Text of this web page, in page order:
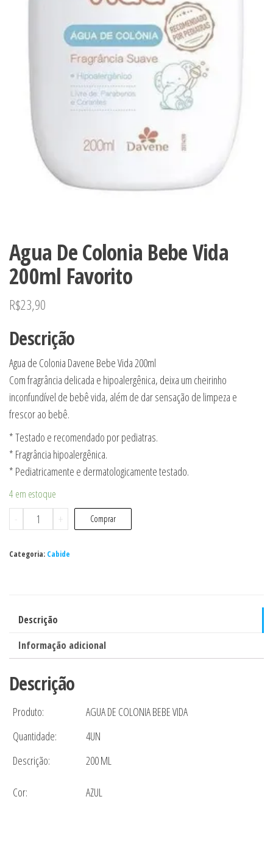
Agua De Colonia Bebe Vida
200ml Favorito
R$23,90
Descrição
Agua de Colonia Davene Bebe Vida 200ml
Com fragrância delicada e hipoalergênica, deixa um cheirinho
inconfundível de bebê vida, além de dar sensação de limpeza e
frescor ao bebê.
* Testado e recomendado por pediatras.
* Fragrância hipoalergênica.
* Pediatricamente e dermatologicamente testado.
4 em estoque
-
Agua
De
Colonia
Favorito
+ Comprar
Categoria: Cabide
Descrição
Informação adicional
Descrição
Produto:
AGUA DE COLONIA BEBE VIDA
Quantidade:
4UN
Descrição:
200 ML
Cor: AZUL